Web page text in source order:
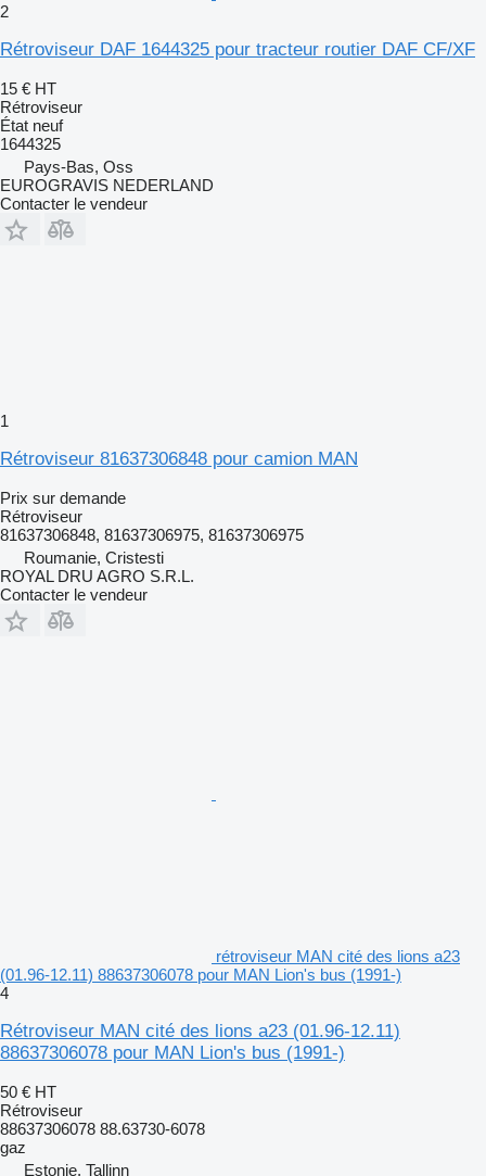
2
Rétroviseur DAF 1644325 pour tracteur routier DAF CF/XF
15 € HT
Rétroviseur
État neuf
1644325
Pays-Bas, Oss
EUROGRAVIS NEDERLAND
Contacter le vendeur
1
Rétroviseur 81637306848 pour camion MAN
Prix sur demande
Rétroviseur
81637306848, 81637306975, 81637306975
Roumanie, Cristesti
ROYAL DRU AGRO S.R.L.
Contacter le vendeur
rétroviseur MAN cité des lions a23
(01.96-12.11) 88637306078 pour MAN Lion's bus (1991-)
4
Rétroviseur MAN cité des lions a23 (01.96-12.11)
88637306078 pour MAN Lion's bus (1991-)
50 € HT
Rétroviseur
88637306078 88.63730-6078
gaz
Estonie, Tallinn